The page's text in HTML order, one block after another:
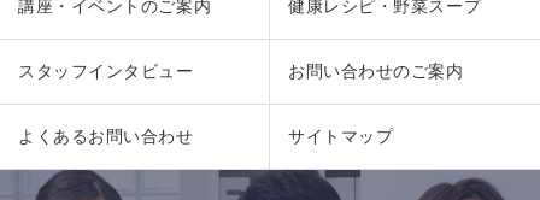
講座・イベントのご案内 健康レシピ・野菜スープ
スタッフインタビュー お問い合わせのご案内
よくあるお問い合わせ サイトマップ